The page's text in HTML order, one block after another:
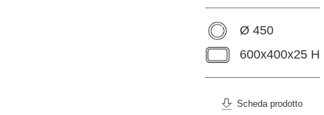
Ø 450
600x400x25 H
Scheda prodotto